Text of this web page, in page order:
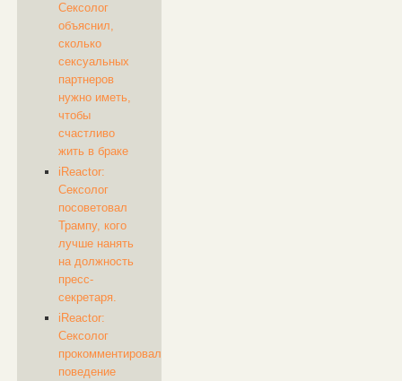
Сексолог
объяснил,
сколько
сексуальных
партнеров
нужно иметь,
чтобы
счастливо
жить в браке
iReactor:
Сексолог
посоветовал
Трампу, кого
лучше нанять
на должность
пресс-
секретаря.
iReactor:
Сексолог
прокомментировал
поведение